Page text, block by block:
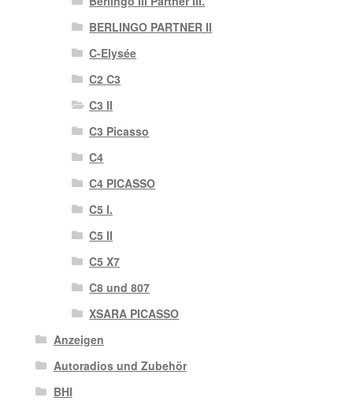
BERLINGO PARTNER II
C-Elysée
C2 C3
C3 II
C3 Picasso
C4
C4 PICASSO
C5 I.
C5 II
C5 X7
C8 und 807
XSARA PICASSO
Anzeigen
Autoradios und Zubehör
BHI